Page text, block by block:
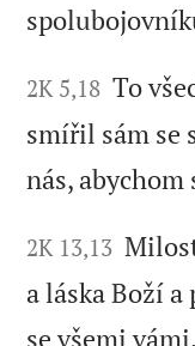
2K 5,18 To
smířil sám se
nás,
2K 13,13
a láska Boží
se všemi vámi.